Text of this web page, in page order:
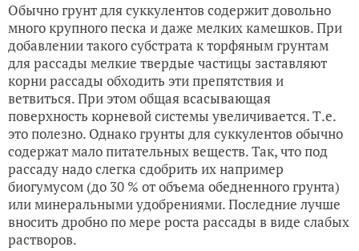
Обычно грунт для суккулентов содержит довольно
много крупного песка и даже мелких камешков. При
добавлении такого субстрата к торфяным грунтам
для рассады мелкие твердые частицы заставляют
корни рассады обходить эти препятствия и
ветвиться. При этом общая всасывающая
поверхность корневой системы увеличивается. Т.е.
это полезно. Однако грунты для суккулентов обычно
содержат мало питательных веществ. Так, что под
рассаду надо слегка сдобрить их например
биогумусом (до 30 % от объема обедненного грунта)
или минеральными удобрениями. Последние лучше
вносить дробно по мере роста рассады в виде слабых
растворов.